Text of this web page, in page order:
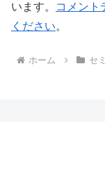
います。
コメント
ください。
ホーム セ